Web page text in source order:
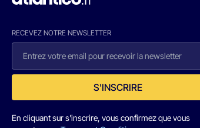
RECEVEZ NOTRE NEWSLETTER
S'INSCRIRE
En cliquant sur s'inscrire, vous confirmez que vous